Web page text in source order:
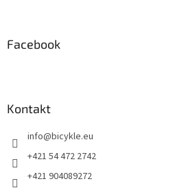
Facebook
Kontakt
info@bicykle.eu
+421 54 472 2742
+421 904089272